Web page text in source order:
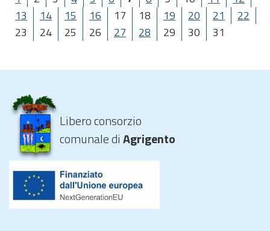
13
14 15 16 17 18 19 20 21
22
23
24 25 26 27 28 29 30 31
Libero consorzio
comunale diAgrigento